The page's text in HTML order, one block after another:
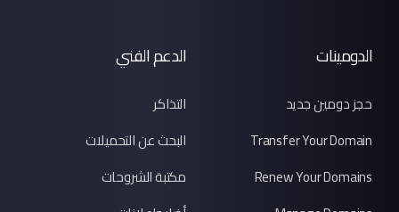
الدومينات
حجز دومين جديد
Transfer Your Domain
Renew Your Domains
الدعم الفني
التذاكر
البحث عن التحميلات
مكتبة الشروحات